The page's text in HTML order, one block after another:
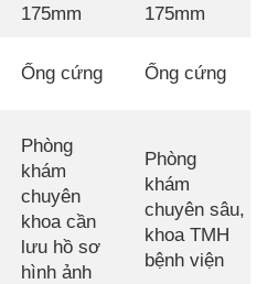
175mm
175mm
Ống cứng Ống cứng
Phòng
khám
chuyên
khoa cần
lưu hồ sơ
hình ảnh
Phòng
khám
chuyên sâu,
khoa TMH
bệnh viện